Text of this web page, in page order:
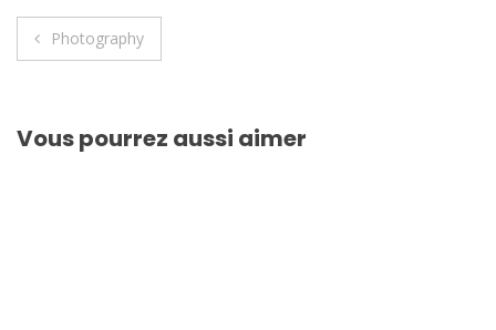
Navigation
l’article
Photography
Vous pourrez aussi aimer